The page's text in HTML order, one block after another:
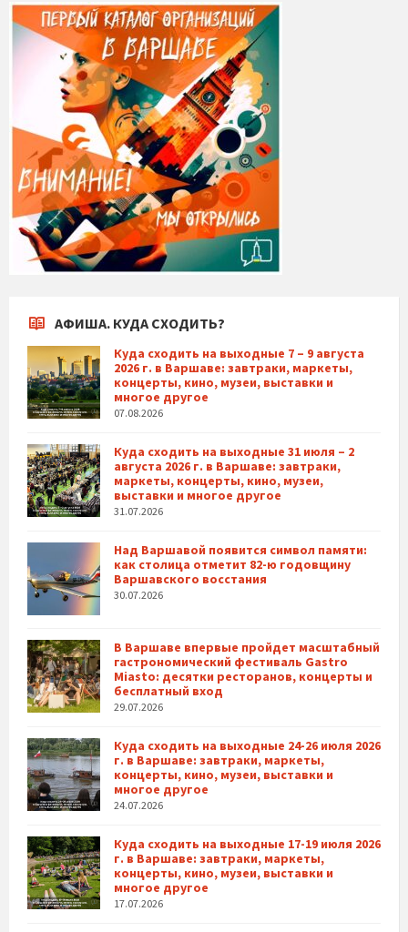
АФИША. КУДА СХОДИТЬ?
Куда сходить на выходные 7 – 9 августа
2026 г. в Варшаве: завтраки, маркеты,
концерты, кино, музеи, выставки и
многое другое
07.08.2026
Куда сходить на выходные 31 июля – 2
августа 2026 г. в Варшаве: завтраки,
маркеты, концерты, кино, музеи,
выставки и многое другое
31.07.2026
Над Варшавой появится символ памяти:
как столица отметит 82-ю годовщину
Варшавского восстания
30.07.2026
В Варшаве впервые пройдет масштабный
гастрономический фестиваль Gastro
Miasto: десятки ресторанов, концерты и
бесплатный вход
29.07.2026
Куда сходить на выходные 24-26 июля 2026
г. в Варшаве: завтраки, маркеты,
концерты, кино, музеи, выставки и
многое другое
24.07.2026
Куда сходить на выходные 17-19 июля 2026
г. в Варшаве: завтраки, маркеты,
концерты, кино, музеи, выставки и
многое другое
17.07.2026